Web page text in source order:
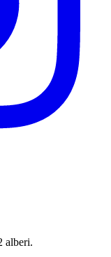
alberi.